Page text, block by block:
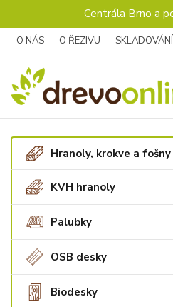
Centrála Brno a
O NÁS O ŘEZIVU
Hranoly, krokve a fošny
KVH hranoly
Palubky
OSB desky
Biodesky